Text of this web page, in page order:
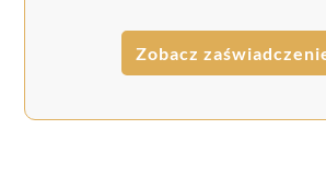
Zobacz